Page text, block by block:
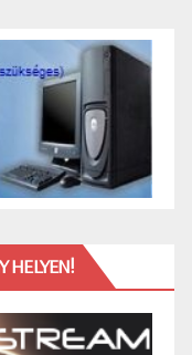
HELYEN!